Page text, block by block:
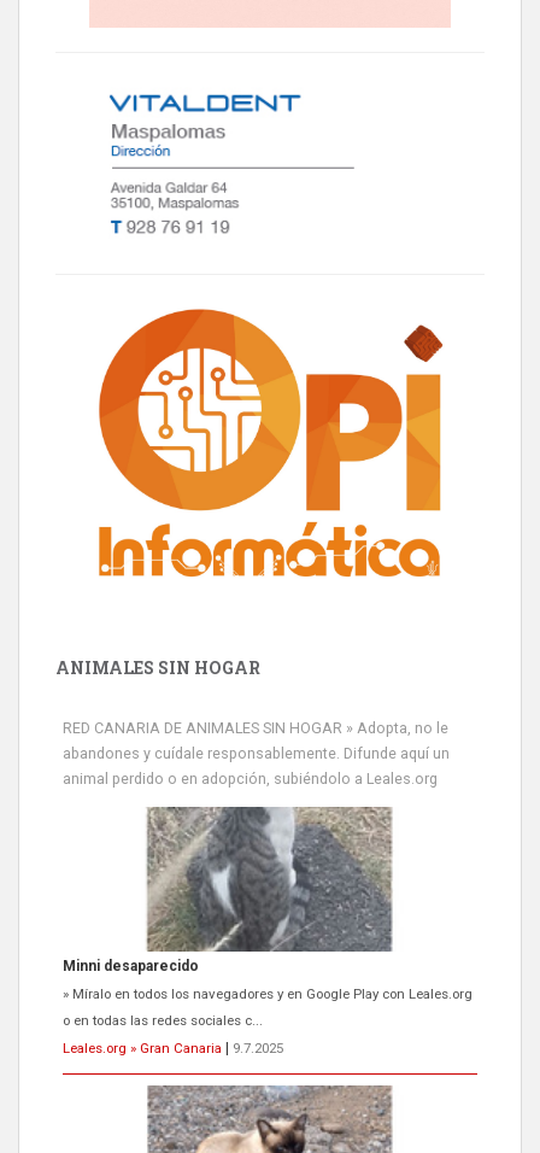
ANIMALES SIN HOGAR
RED CANARIA DE ANIMALES SIN HOGAR » Adopta, no le
abandones y cuídale responsablemente. Difunde aquí un
animal perdido o en adopción, subiéndolo a Leales.org
Minni desaparecido
» Míralo en todos los navegadores y en Google Play con Leales.org
o en todas las redes sociales c...
Leales.org » Gran Canaria
9.7.2025